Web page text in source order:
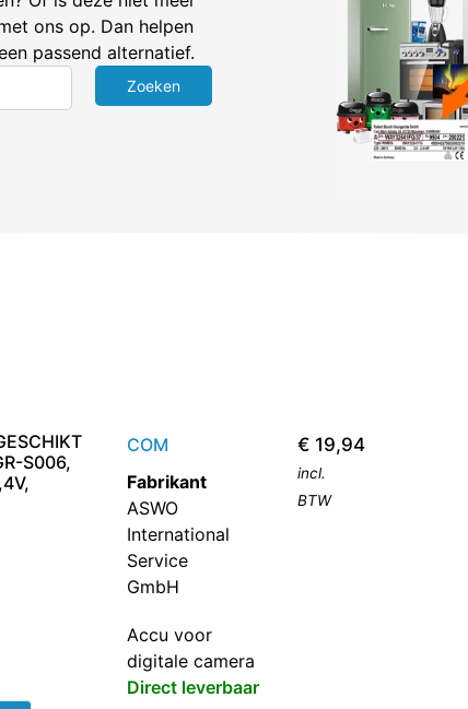
ons op. Dan helpen
passend alternatief.
S006,
COM
Fabrikant
ASWO
International
Service
GmbH
Accu voor
digitale camera
Direct leverbaar
€ 19,94
incl.
BTW